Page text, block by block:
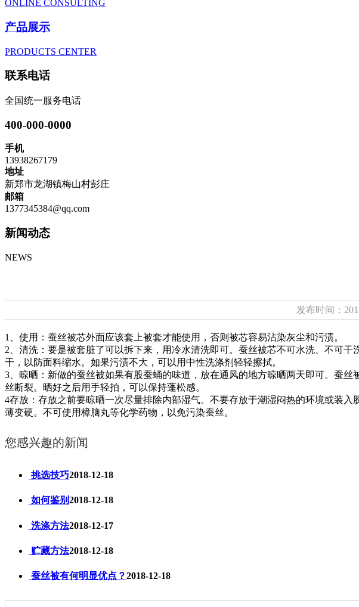
ONLINE CONSULTING
产品展示
PRODUCTS CENTER
联系电话
全国统一服务电话
400-000-0000
手机
13938267179
地址
新郑市龙湖镇梅山村彭庄
邮箱
1377345384@qq.com
新闻动态
NEWS
发布时间：
1、使用：蚕丝被芯外面应该套上被套才能使用，否则被芯容易沾染灰尘和污渍。
2、清洗：要是被套脏了可以拆下来，用冷水清洗即可。蚕丝被芯不可水洗、不可
干，以防面料缩水。如果污渍不大，可以用中性洗涤剂轻轻擦拭。
3、晾晒：新做的蚕丝被如果有股蚕蛹的味道，放在通风的地方晾晒两天即可。蚕
丝断裂。晒好之后用手轻拍，可以保持蓬松感。
4存放：存放之前要晾晒一次尽量排除内部湿气。不要存放于潮湿闷热的环境或装
薄变硬。不可使用樟脑丸等化学药物，以免污染蚕丝。
您感兴趣的新闻
挑选技巧2018-12-18
如何鉴别2018-12-18
洗涤方法2018-12-17
贮藏方法2018-12-18
蚕丝被有何明显优点？2018-12-18